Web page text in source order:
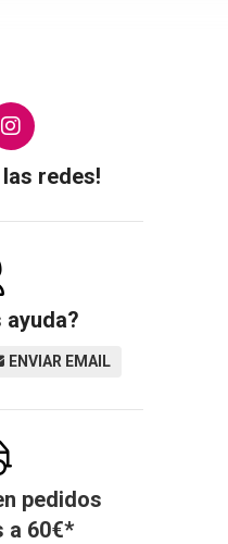
las redes!
ayuda?
ENVIAR EMAIL
pedidos
a 60€*